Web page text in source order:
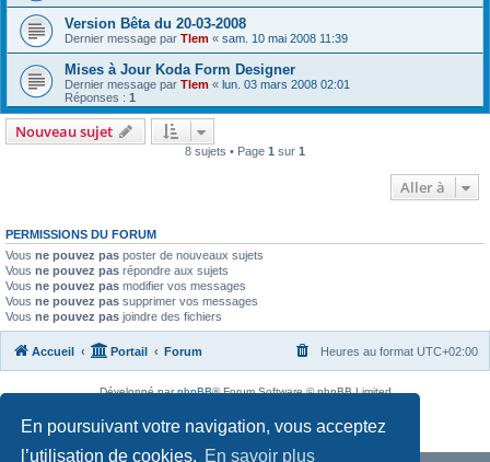
En poursuivant votre navigation, vous acceptez
l’utilisation de cookies. En savoir plus
Version Bêta du 20-03-2008
Dernier message par Tlem « sam. 10 mai 2008 11:39
Mises à Jour Koda Form Designer
Dernier message par Tlem « lun. 03 mars 2008 02:01
Réponses : 1
Nouveau sujet
8 sujets • Page 1 sur 1
Aller à
PERMISSIONS DU FORUM
Vous ne pouvez pas poster de nouveaux sujets
Vous ne pouvez pas répondre aux sujets
Vous ne pouvez pas modifier vos messages
Vous ne pouvez pas supprimer vos messages
Vous ne pouvez pas joindre des fichiers
Accueil Portail Forum Heures au format UTC+02:00
Développé parphpBB® Forum Software © phpBB Limited
Confidentialité| Conditions